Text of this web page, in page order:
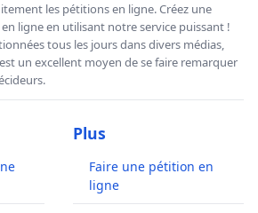
les pétitions en ligne. Créez une
ligne en utilisant notre service puissant !
tous les jours dans divers médias,
un excellent moyen de se faire remarquer
Plus
Faire une pétition en
ligne